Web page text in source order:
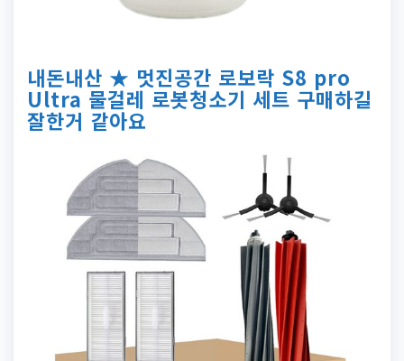
내돈내산 ★ 멋진공간 로보락 S8 pro
Ultra 물걸레 로봇청소기 세트 구매하길
잘한거 같아요